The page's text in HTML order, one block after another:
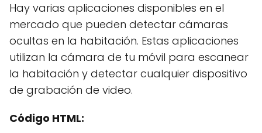
Hay varias aplicaciones disponibles en el
mercado que pueden detectar cámaras
ocultas en la habitación. Estas aplicaciones
utilizan la cámara de tu móvil para escanear
la habitación y detectar cualquier dispositivo
de grabación de video.
Código HTML: